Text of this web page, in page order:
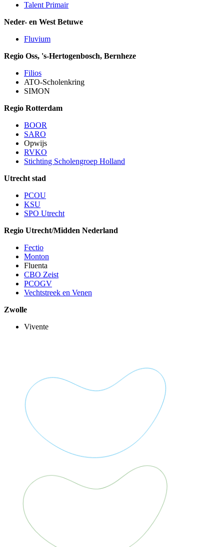
Talent Primair
Neder- en West Betuwe
Fluvium
Regio Oss, 's-Hertogenbosch, Bernheze
Filios
ATO-Scholenkring
SIMON
Regio Rotterdam
BOOR
SARO
Opwijs
RVKO
Stichting Scholengroep Holland
Utrecht stad
PCOU
KSU
SPO Utrecht
Regio Utrecht/Midden Nederland
Fectio
Monton
Fluenta
CBO Zeist
PCOGV
Vechtstreek en Venen
Zwolle
Vivente